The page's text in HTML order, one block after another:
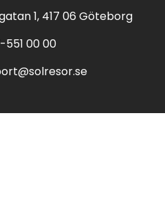
1, 417 06 Göteborg
551 00 00